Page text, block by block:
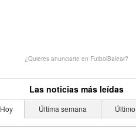
¿Quieres anunciarte en FutbolBalear?
Las noticias más leídas
Hoy Última semana